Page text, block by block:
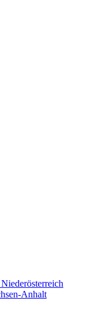
Anhalt